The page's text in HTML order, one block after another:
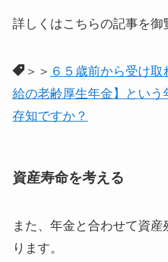
詳しくはこちらの記事を御
＞＞ ６５歳前から受け
給の老齢厚生年金】とい
存知ですか？
資産寿命を考える
また、年金と合わせて資
ります。